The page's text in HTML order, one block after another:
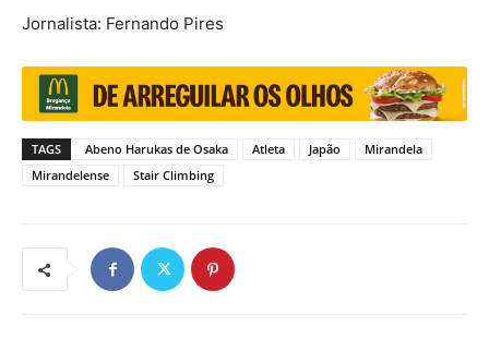
Jornalista: Fernando Pires
TAGS Abeno Harukas de Osaka Atleta Japão
Mirandela
Mirandelense
Stair Climbing